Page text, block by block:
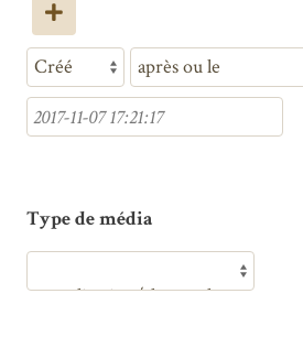
Type de média